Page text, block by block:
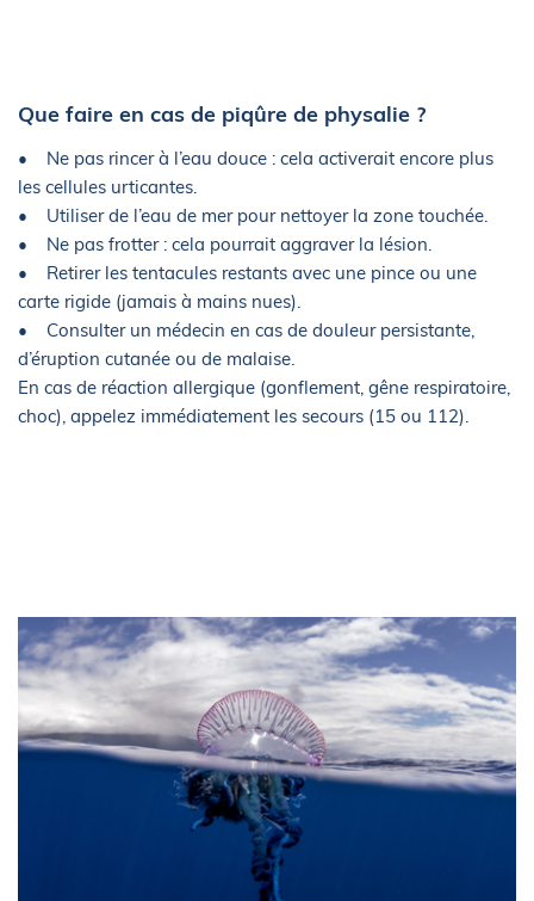
Que faire en cas de piqûre de physalie ?
• Ne pas rincer à l’eau douce : cela activerait encore plus
les cellules urticantes.
• Utiliser de l’eau de mer pour nettoyer la zone touchée.
• Ne pas frotter : cela pourrait aggraver la lésion.
• Retirer les tentacules restants avec une pince ou une
carte rigide (jamais à mains nues).
• Consulter un médecin en cas de douleur persistante,
d’éruption cutanée ou de malaise.
En cas de réaction allergique (gonflement, gêne respiratoire,
choc), appelez immédiatement les secours (15 ou 112).